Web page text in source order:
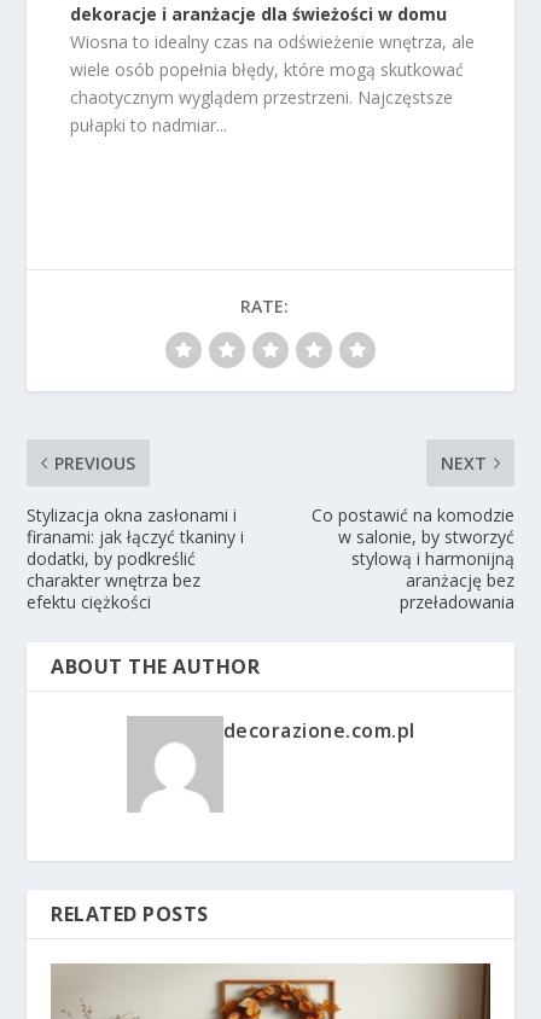
dekoracje i aranżacje dla świeżości w domu
Wiosna to idealny czas na odświeżenie wnętrza, ale
wiele osób popełnia błędy, które mogą skutkować
chaotycznym wyglądem przestrzeni. Najczęstsze
pułapki to nadmiar...
RATE:
PREVIOUS
Stylizacja okna zasłonami i
firanami: jak łączyć tkaniny i
dodatki, by podkreślić
charakter wnętrza bez
efektu ciężkości
NEXT
Co postawić na komodzie
w salonie, by stworzyć
stylową i harmonijną
aranżację bez
przeładowania
ABOUT THE AUTHOR
decorazione.com.pl
RELATED POSTS